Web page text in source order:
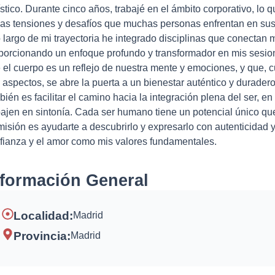
Durante cinco años, trabajé en el ámbito corporativo, lo
tensiones y desafíos que muchas personas enfrentan en
largo de mi trayectoria he integrado disciplinas que conectan
un enfoque profundo y transformador en mis
el cuerpo es un reflejo de nuestra mente y emociones, y que,
aspectos, se abre la puerta a un bienestar auténtico y
es facilitar el camino hacia la integración plena del ser,
en sintonía. Cada ser humano tiene un potencial único
es ayudarte a descubrirlo y expresarlo con autenticidad
y el amor como mis valores fundamentales.
General
Localidad:Madrid
Provincia:Madrid